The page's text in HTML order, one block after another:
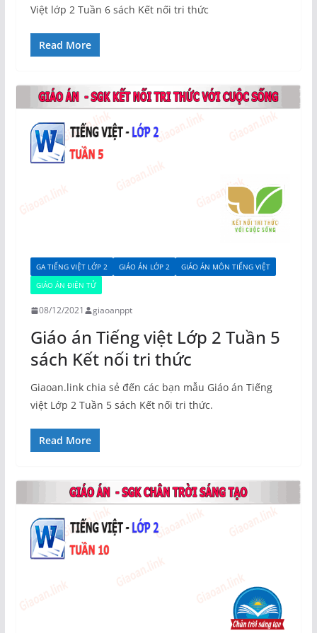
Việt lớp 2 Tuần 6 sách Kết nối tri thức
Read More
GA TIẾNG VIỆT LỚP 2 GIÁO ÁN LỚP 2
GIÁO ÁN MÔN TIẾNG VIỆT
GIÁO ÁN ĐIỆN TỬ
08/12/2021 giaoanppt
Giáo án Tiếng việt Lớp 2 Tuần 5
sách Kết nối tri thức
Giaoan.link chia sẻ đến các bạn mẫu Giáo án Tiếng
việt Lớp 2 Tuần 5 sách Kết nối tri thức.
Read More